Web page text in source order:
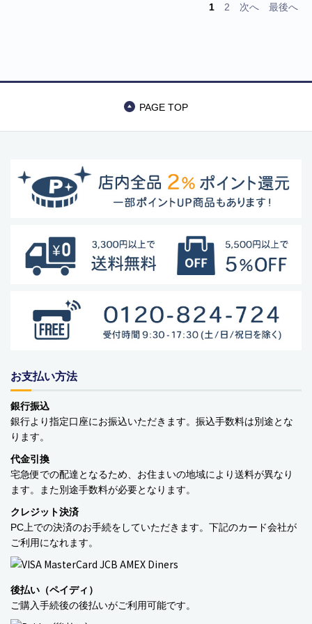
1 2 次へ 最後へ
PAGE TOP
お支払い方法
銀行振込
銀行より指定口座にお振込いただきます。振込手数料は別途とな
ります。
代金引換
宅急便での配達となるため、お住まいの地域により送料が異なり
ます。また別途手数料が必要となります。
クレジット決済
PC上での決済のお手続をしていただきます。下記のカード会社が
ご利用になれます。
後払い（ペイディ）
ご購入手続後の後払いがご利用可能です。